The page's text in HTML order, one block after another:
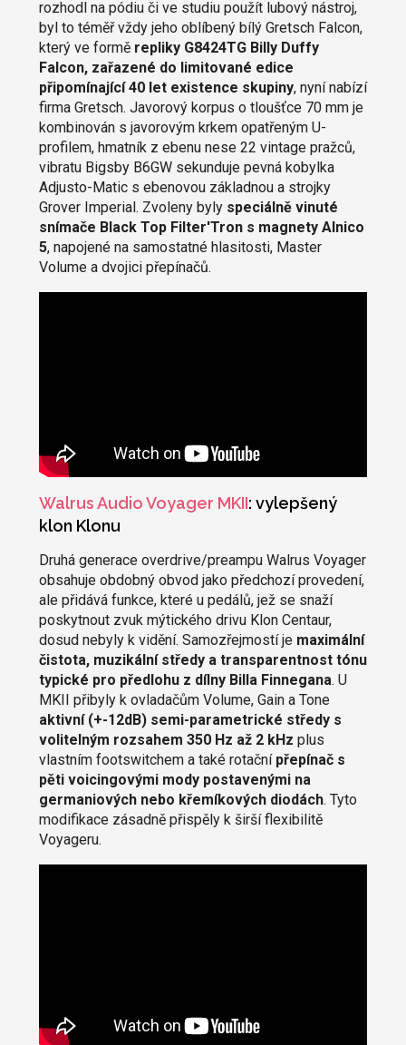
rozhodl na pódiu či ve studiu použít lubový nástroj,
byl to téměř vždy jeho oblíbený bílý Gretsch Falcon,
který ve formě repliky G8424TG Billy Duffy
Falcon, zařazené do limitované edice
připomínající 40 let existence skupiny, nyní nabízí
firma Gretsch. Javorový korpus o tloušťce 70 mm je
kombinován s javorovým krkem opatřeným U-
profilem, hmatník z ebenu nese 22 vintage pražců,
vibratu Bigsby B6GW sekunduje pevná kobylka
Adjusto-Matic s ebenovou základnou a strojky
Grover Imperial. Zvoleny byly speciálně vinuté
snímače Black Top Filter'Tron s magnety Alnico
5, napojené na samostatné hlasitosti, Master
Volume a dvojici přepínačů.
Walrus Audio Voyager MKII: vylepšený
klon Klonu
Druhá generace overdrive/preampu Walrus Voyager
obsahuje obdobný obvod jako předchozí provedení,
ale přidává funkce, které u pedálů, jež se snaží
poskytnout zvuk mýtického drivu Klon Centaur,
dosud nebyly k vidění. Samozřejmostí je maximální
čistota, muzikální středy a transparentnost tónu
typické pro předlohu z dílny Billa Finnegana. U
MKII přibyly k ovladačům Volume, Gain a Tone
aktivní (+-12dB) semi-parametrické středy s
volitelným rozsahem 350 Hz až 2 kHz plus
vlastním footswitchem a také rotační přepínač s
pěti voicingovými mody postavenými na
germaniových nebo křemíkových diodách. Tyto
modifikace zásadně přispěly k širší flexibilitě
Voyageru.